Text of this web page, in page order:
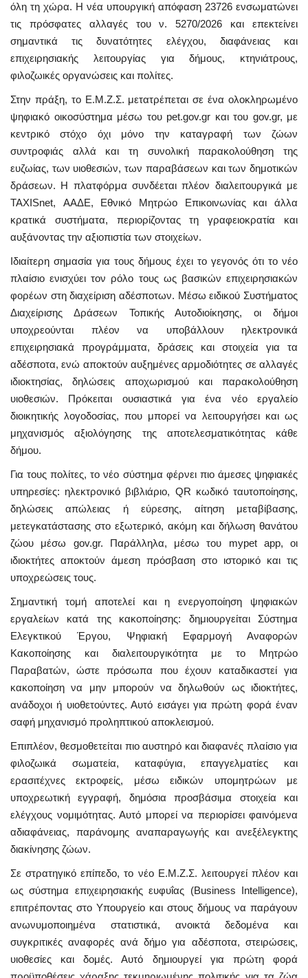
όλη τη χώρα. Η νέα υπουργική απόφαση 23726 ενσωματώνει
τις πρόσφατες αλλαγές του ν. 5270/2026 και επεκτείνει
σημαντικά τις δυνατότητες ελέγχου, διαφάνειας και
επιχειρησιακής λειτουργίας για δήμους, κτηνιάτρους,
φιλοζωικές οργανώσεις και πολίτες.
Στην πράξη, το Ε.Μ.Ζ.Σ. μετατρέπεται σε ένα ολοκληρωμένο
ψηφιακό οικοσύστημα μέσω του pet.gov.gr και του gov.gr, με
κεντρικό στόχο όχι μόνο την καταγραφή των ζώων
συντροφιάς αλλά και τη συνολική παρακολούθηση της
ευζωίας, των υιοθεσιών, των παραβάσεων και των δημοτικών
δράσεων. Η πλατφόρμα συνδέεται πλέον διαλειτουργικά με
TAXISnet, ΑΑΔΕ, Εθνικό Μητρώο Επικοινωνίας και άλλα
κρατικά συστήματα, περιορίζοντας τη γραφειοκρατία και
αυξάνοντας την αξιοπιστία των στοιχείων.
Ιδιαίτερη σημασία για τους δήμους έχει το γεγονός ότι το νέο
πλαίσιο ενισχύει τον ρόλο τους ως βασικών επιχειρησιακών
φορέων στη διαχείριση αδέσποτων. Μέσω ειδικού Συστήματος
Διαχείρισης Δράσεων Τοπικής Αυτοδιοίκησης, οι δήμοι
υποχρεούνται πλέον να υποβάλλουν ηλεκτρονικά
επιχειρησιακά προγράμματα, δράσεις και στοιχεία για τα
αδέσποτα, ενώ αποκτούν αυξημένες αρμοδιότητες σε αλλαγές
ιδιοκτησίας, δηλώσεις αποχωρισμού και παρακολούθηση
υιοθεσιών. Πρόκειται ουσιαστικά για ένα νέο εργαλείο
διοικητικής λογοδοσίας, που μπορεί να λειτουργήσει και ως
μηχανισμός αξιολόγησης της αποτελεσματικότητας κάθε
δήμου.
Για τους πολίτες, το νέο σύστημα φέρνει πιο άμεσες ψηφιακές
υπηρεσίες: ηλεκτρονικό βιβλιάριο, QR κωδικό ταυτοποίησης,
δηλώσεις απώλειας ή εύρεσης, αίτηση μεταβίβασης,
μετεγκατάστασης στο εξωτερικό, ακόμη και δήλωση θανάτου
ζώου μέσω gov.gr. Παράλληλα, μέσω του mypet app, οι
ιδιοκτήτες αποκτούν άμεση πρόσβαση στο ιστορικό και τις
υποχρεώσεις τους.
Σημαντική τομή αποτελεί και η ενεργοποίηση ψηφιακών
εργαλείων κατά της κακοποίησης: δημιουργείται Σύστημα
Ελεγκτικού Έργου, Ψηφιακή Εφαρμογή Αναφορών
Κακοποίησης και διαλειτουργικότητα με το Μητρώο
Παραβατών, ώστε πρόσωπα που έχουν καταδικαστεί για
κακοποίηση να μην μπορούν να δηλωθούν ως ιδιοκτήτες,
ανάδοχοι ή υιοθετούντες. Αυτό εισάγει για πρώτη φορά έναν
σαφή μηχανισμό προληπτικού αποκλεισμού.
Επιπλέον, θεσμοθετείται πιο αυστηρό και διαφανές πλαίσιο για
φιλοζωικά σωματεία, καταφύγια, επαγγελματίες και
ερασιτέχνες εκτροφείς, μέσω ειδικών υπομητρώων με
υποχρεωτική εγγραφή, δημόσια προσβάσιμα στοιχεία και
ελέγχους νομιμότητας. Αυτό μπορεί να περιορίσει φαινόμενα
αδιαφάνειας, παράνομης αναπαραγωγής και ανεξέλεγκτης
διακίνησης ζώων.
Σε στρατηγικό επίπεδο, το νέο Ε.Μ.Ζ.Σ. λειτουργεί πλέον και
ως σύστημα επιχειρησιακής ευφυΐας (Business Intelligence),
επιτρέποντας στο Υπουργείο και στους δήμους να παράγουν
ανωνυμοποιημένα στατιστικά, ανοικτά δεδομένα και
συγκριτικές αναφορές ανά δήμο για αδέσποτα, στειρώσεις,
υιοθεσίες και δομές. Αυτό δημιουργεί για πρώτη φορά